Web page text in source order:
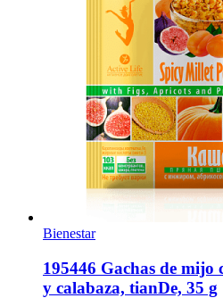
Bienestar
195446 Gachas de mijo
y calabaza, tianDe, 35 g